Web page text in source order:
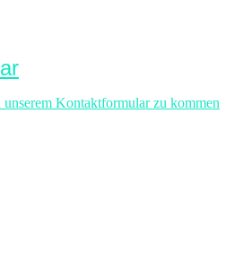
Kontaktformular zu kommen